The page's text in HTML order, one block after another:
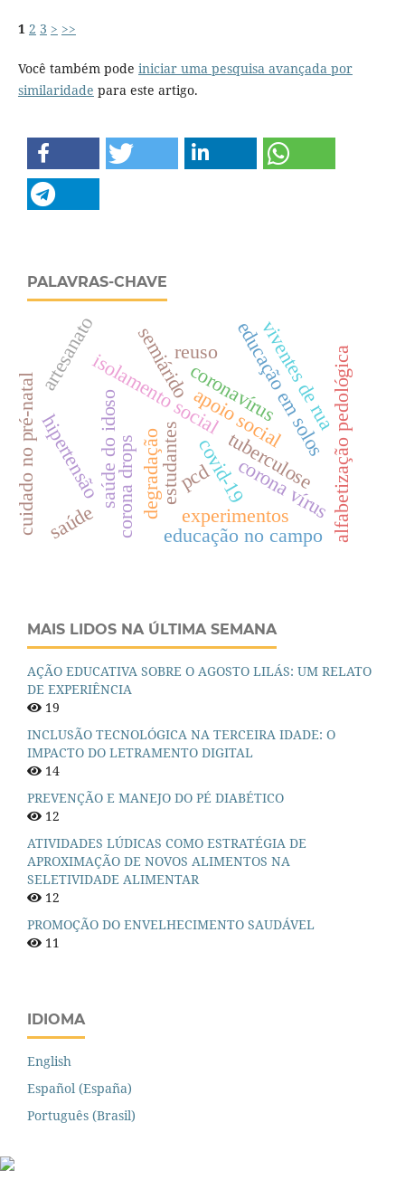
1 2 3 > >>
Você também pode iniciar uma pesquisa avançada por
similaridade para este artigo.
PALAVRAS-CHAVE
corona vírus
isolamento social
semiárido
estudantes
apoio social
saúde do idoso educação em solosalfabetização pedológica
corona drops
coronavírus
experimentos
hipertensão covid-19
saúde
artesanato reuso
tuberculose
viventes de rua
pcd
cuidado no pré-natal educação no campo
degradação
MAIS LIDOS NA ÚLTIMA SEMANA
AÇÃO EDUCATIVA SOBRE O AGOSTO LILÁS: UM RELATO
DE EXPERIÊNCIA
19
INCLUSÃO TECNOLÓGICA NA TERCEIRA IDADE: O
IMPACTO DO LETRAMENTO DIGITAL
14
PREVENÇÃO E MANEJO DO PÉ DIABÉTICO
12
ATIVIDADES LÚDICAS COMO ESTRATÉGIA DE
APROXIMAÇÃO DE NOVOS ALIMENTOS NA
SELETIVIDADE ALIMENTAR
12
PROMOÇÃO DO ENVELHECIMENTO SAUDÁVEL
11
IDIOMA
English
Español (España)
Português (Brasil)